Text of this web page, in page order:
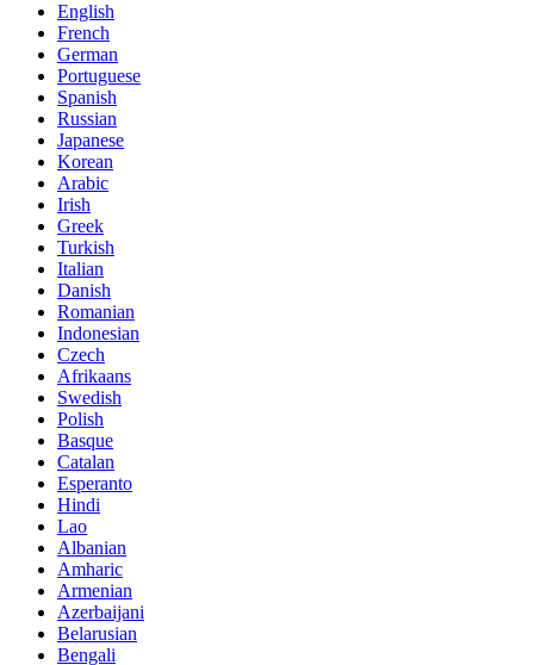
English
French
German
Portuguese
Spanish
Russian
Japanese
Korean
Arabic
Irish
Greek
Turkish
Italian
Danish
Romanian
Indonesian
Czech
Afrikaans
Swedish
Polish
Basque
Catalan
Esperanto
Hindi
Lao
Albanian
Amharic
Armenian
Azerbaijani
Belarusian
Bengali